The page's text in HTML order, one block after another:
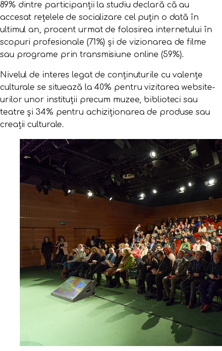
89% dintre participanții la studiu declară că au
accesat rețelele de socializare cel puțin o dată în
ultimul an, procent urmat de folosirea internetului în
scopuri profesionale (71%) și de vizionarea de filme
sau programe prin transmisiune online (59%).
Nivelul de interes legat de conținuturile cu valențe
culturale se situează la 40% pentru vizitarea website-
urilor unor instituții precum muzee, biblioteci sau
teatre și 34% pentru achiziționarea de produse sau
creații culturale.